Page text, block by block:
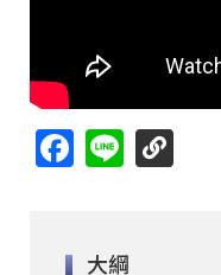
Facebook
Line
大綱